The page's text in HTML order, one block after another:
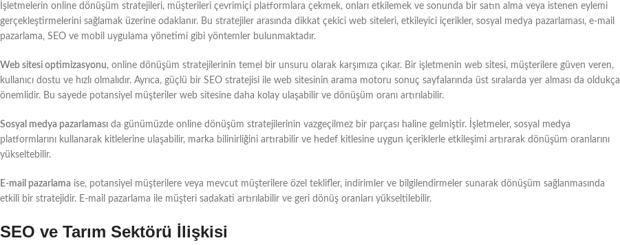
İşletmelerin online dönüşüm stratejileri, müşterileri çevrimiçi platformlara çekmek, onları etkilemek ve sonunda bir satın alma veya istenen eylemi
gerçekleştirmelerini sağlamak üzerine odaklanır. Bu stratejiler arasında dikkat çekici web siteleri, etkileyici içerikler, sosyal medya pazarlaması, e-mail
pazarlama, SEO ve mobil uygulama yönetimi gibi yöntemler bulunmaktadır.
Web sitesi optimizasyonu, online dönüşüm stratejilerinin temel bir unsuru olarak karşımıza çıkar. Bir işletmenin web sitesi, müşterilere güven veren,
kullanıcı dostu ve hızlı olmalıdır. Ayrıca, güçlü bir SEO stratejisi ile web sitesinin arama motoru sonuç sayfalarında üst sıralarda yer alması da oldukça
önemlidir. Bu sayede potansiyel müşteriler web sitesine daha kolay ulaşabilir ve dönüşüm oranı artırılabilir.
Sosyal medya pazarlaması da günümüzde online dönüşüm stratejilerinin vazgeçilmez bir parçası haline gelmiştir. İşletmeler, sosyal medya
platformlarını kullanarak kitlelerine ulaşabilir, marka bilinirliğini artırabilir ve hedef kitlesine uygun içeriklerle etkileşimi artırarak dönüşüm oranlarını
yükseltebilir.
E-mail pazarlama ise, potansiyel müşterilere veya mevcut müşterilere özel teklifler, indirimler ve bilgilendirmeler sunarak dönüşüm sağlanmasında
etkili bir stratejidir. E-mail pazarlama ile müşteri sadakati artırılabilir ve geri dönüş oranları yükseltilebilir.
SEO ve Tarım Sektörü İlişkisi